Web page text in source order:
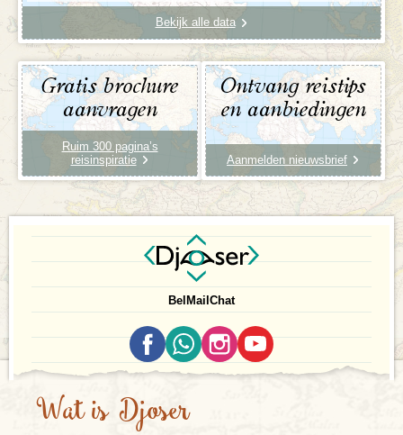
Bekijk alle data
Gratis brochure
aanvragen
Ruim 300 pagina’s
reisinspiratie
Ontvang reistips
en aanbiedingen
Aanmelden nieuwsbrief
Bel Mail Chat
Wat is Djoser